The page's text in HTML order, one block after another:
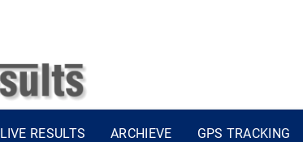
LIVE RESULTS ARCHIEVE GPS TRACKING